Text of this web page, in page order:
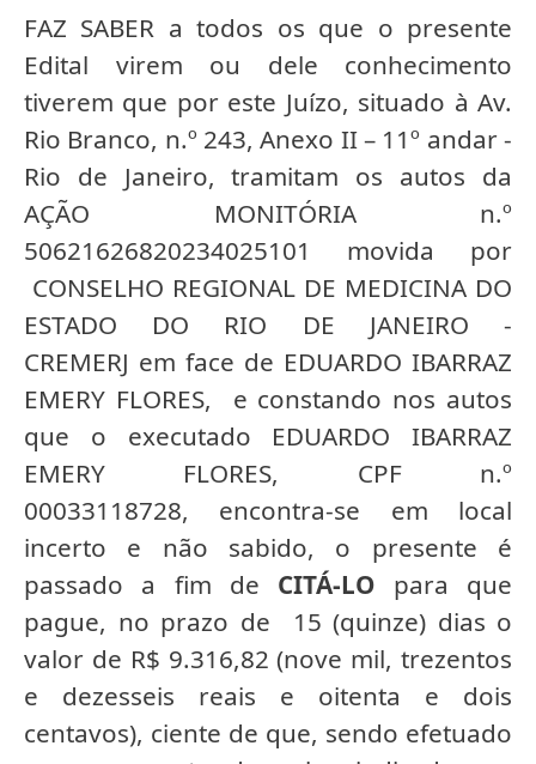
FAZ SABER a todos os que o presente
Edital virem ou dele conhecimento
tiverem que por este Juízo, situado à Av.
Rio Branco, n.º 243, Anexo II – 11º andar -
Rio de Janeiro, tramitam os autos da
AÇÃO MONITÓRIA n.º
50621626820234025101 movida por
CONSELHO REGIONAL DE MEDICINA DO
ESTADO DO RIO DE JANEIRO -
CREMERJ em face de EDUARDO IBARRAZ
EMERY FLORES, e constando nos autos
que o executado EDUARDO IBARRAZ
EMERY FLORES, CPF n.º
00033118728, encontra-se em local
incerto e não sabido, o presente é
passado a fim de CITÁ-LO para que
pague, no prazo de 15 (quinze) dias o
valor de R$ 9.316,82 (nove mil, trezentos
e dezesseis reais e oitenta e dois
centavos), ciente de que, sendo efetuado